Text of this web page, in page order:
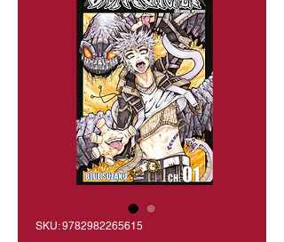
SKU: 9782982265615